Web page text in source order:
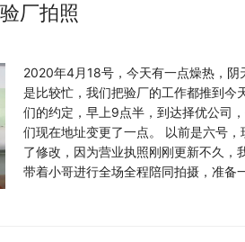
厂拍照
2020年4月18号，今天有一点燥热，
是比较忙，我们把验厂的工作都推到今
们的约定，早上9点半，到达择优公司
们现在地址变更了一点。 以前是六号
了修改，因为营业执照刚刚更新不久，
带着小哥进行全场全程陪同拍摄，准备